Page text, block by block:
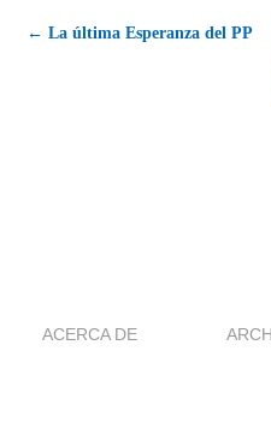
← La última Esperanza del PP
ACERCA DE